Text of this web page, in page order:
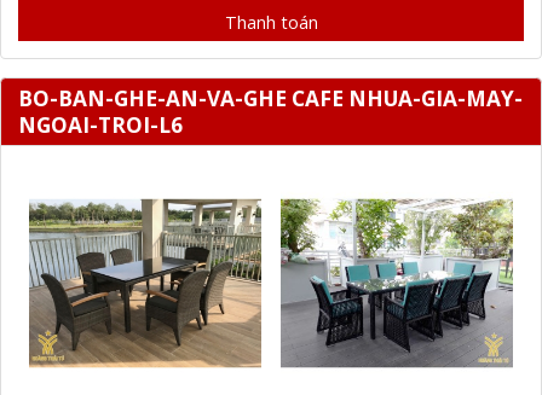
Thanh toán
BO-BAN-GHE-AN-VA-GHE CAFE NHUA-GIA-MAY-
NGOAI-TROI-L6